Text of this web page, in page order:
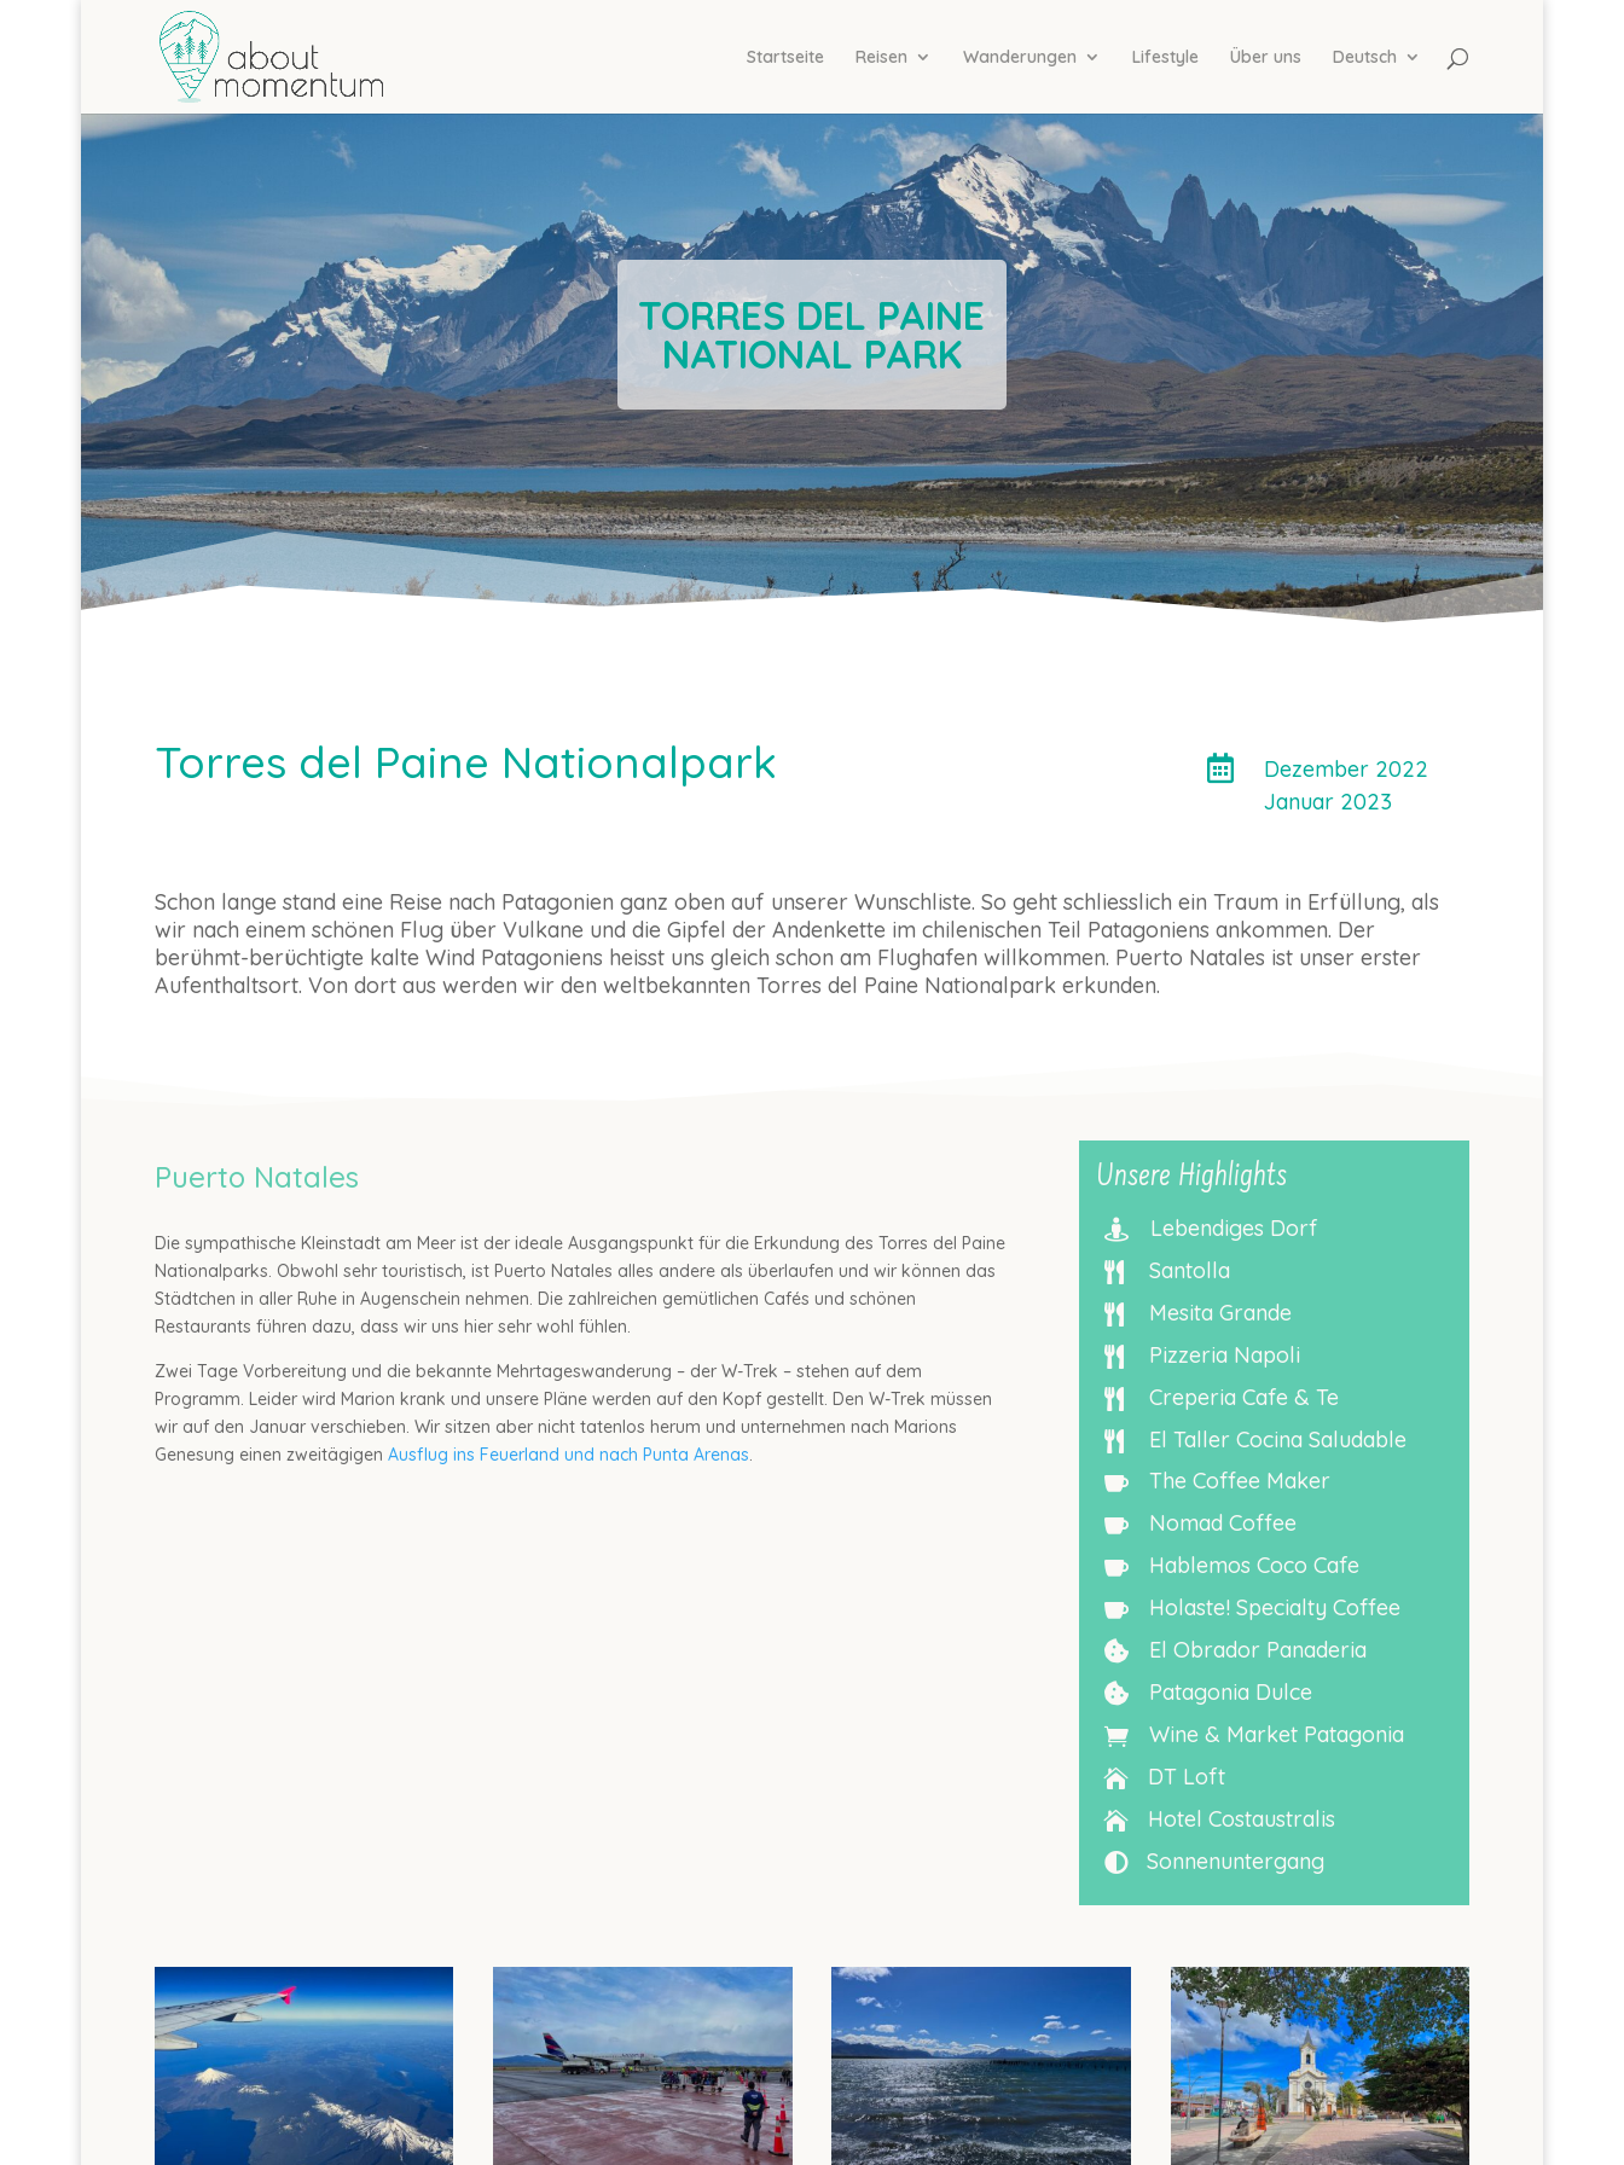
Startseite Reisen Wanderungen Lifestyle Über uns Deutsch
TORRES DEL PAINE
NATIONAL PARK
Torres del Paine Nationalpark 
Dezember 2022
Januar 2023
Schon lange stand eine Reise nach Patagonien ganz oben auf unserer Wunschliste. So geht schliesslich ein Traum in Erfüllung, als
wir nach einem schönen Flug über Vulkane und die Gipfel der Andenkette im chilenischen Teil Patagoniens ankommen. Der
berühmt-berüchtigte kalte Wind Patagoniens heisst uns gleich schon am Flughafen willkommen. Puerto Natales ist unser erster
Aufenthaltsort. Von dort aus werden wir den weltbekannten Torres del Paine Nationalpark erkunden.
Puerto Natales
Die sympathische Kleinstadt am Meer ist der ideale Ausgangspunkt für die Erkundung des Torres del Paine
Nationalparks. Obwohl sehr touristisch, ist Puerto Natales alles andere als überlaufen und wir können das
Städtchen in aller Ruhe in Augenschein nehmen. Die zahlreichen gemütlichen Cafés und schönen
Restaurants führen dazu, dass wir uns hier sehr wohl fühlen.
Zwei Tage Vorbereitung und die bekannte Mehrtageswanderung – der W-Trek – stehen auf dem
Programm. Leider wird Marion krank und unsere Pläne werden auf den Kopf gestellt. Den W-Trek müssen
wir auf den Januar verschieben. Wir sitzen aber nicht tatenlos herum und unternehmen nach Marions
Genesung einen zweitägigen Ausflug ins Feuerland und nach Punta Arenas.
Unsere Highlights
 Lebendiges Dorf
 Santolla
 Mesita Grande
 Pizzeria Napoli
 Creperia Cafe & Te
 El Taller Cocina Saludable
 The Coffee Maker
 Nomad Coffee
 Hablemos Coco Cafe
 Holaste! Specialty Coffee
 El Obrador Panaderia
 Patagonia Dulce
 Wine & Market Patagonia
 DT Loft
 Hotel Costaustralis
 Sonnenuntergang